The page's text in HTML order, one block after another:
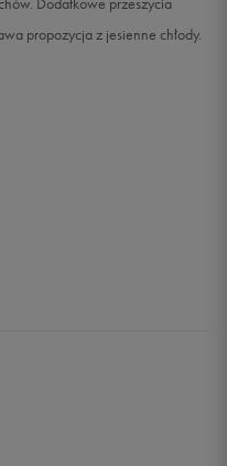
propozycja z jesienne chłody.